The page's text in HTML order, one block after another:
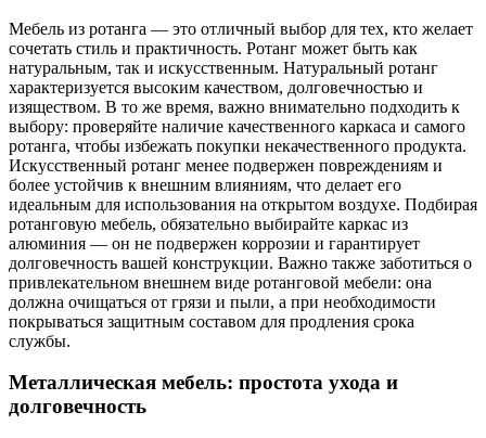
Мебель из ротанга — это отличный выбор для тех, кто желает
сочетать стиль и практичность. Ротанг может быть как
натуральным, так и искусственным. Натуральный ротанг
характеризуется высоким качеством, долговечностью и
изяществом. В то же время, важно внимательно подходить к
выбору: проверяйте наличие качественного каркаса и самого
ротанга, чтобы избежать покупки некачественного продукта.
Искусственный ротанг менее подвержен повреждениям и
более устойчив к внешним влияниям, что делает его
идеальным для использования на открытом воздухе. Подбирая
ротанговую мебель, обязательно выбирайте каркас из
алюминия — он не подвержен коррозии и гарантирует
долговечность вашей конструкции. Важно также заботиться о
привлекательном внешнем виде ротанговой мебели: она
должна очищаться от грязи и пыли, а при необходимости
покрываться защитным составом для продления срока
службы.
Металлическая мебель: простота ухода и
долговечность